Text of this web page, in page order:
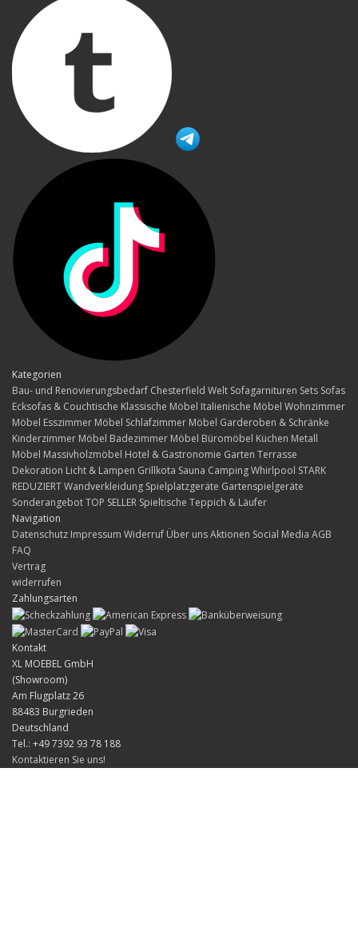
Kategorien
Bau- und Renovierungsbedarf Chesterfield Welt Sofagarnituren Sets Sofas
Ecksofas & Couchtische Klassische Möbel Italienische Möbel Wohnzimmer
Möbel Esszimmer Möbel Schlafzimmer Möbel Garderoben & Schränke
Kinderzimmer Möbel Badezimmer Möbel Büromöbel Küchen Metall
Möbel Massivholzmöbel Hotel & Gastronomie Garten Terrasse
Dekoration Licht & Lampen Grillkota Sauna Camping Whirlpool STARK
REDUZIERTWandverkleidung Spielplatzgeräte Gartenspielgeräte
SonderangebotTOP SELLER Spieltische Teppich & Läufer
Navigation
Datenschutz Impressum Widerruf Über unsAktionen Social Media AGB
FAQ
Vertrag
widerrufen
Zahlungsarten
Kontakt
XL MOEBEL GmbH
(Showroom)
Am Flugplatz 26
88483 Burgrieden
Deutschland
Tel.: +49 7392 93 78 188
Kontaktieren Sie uns!